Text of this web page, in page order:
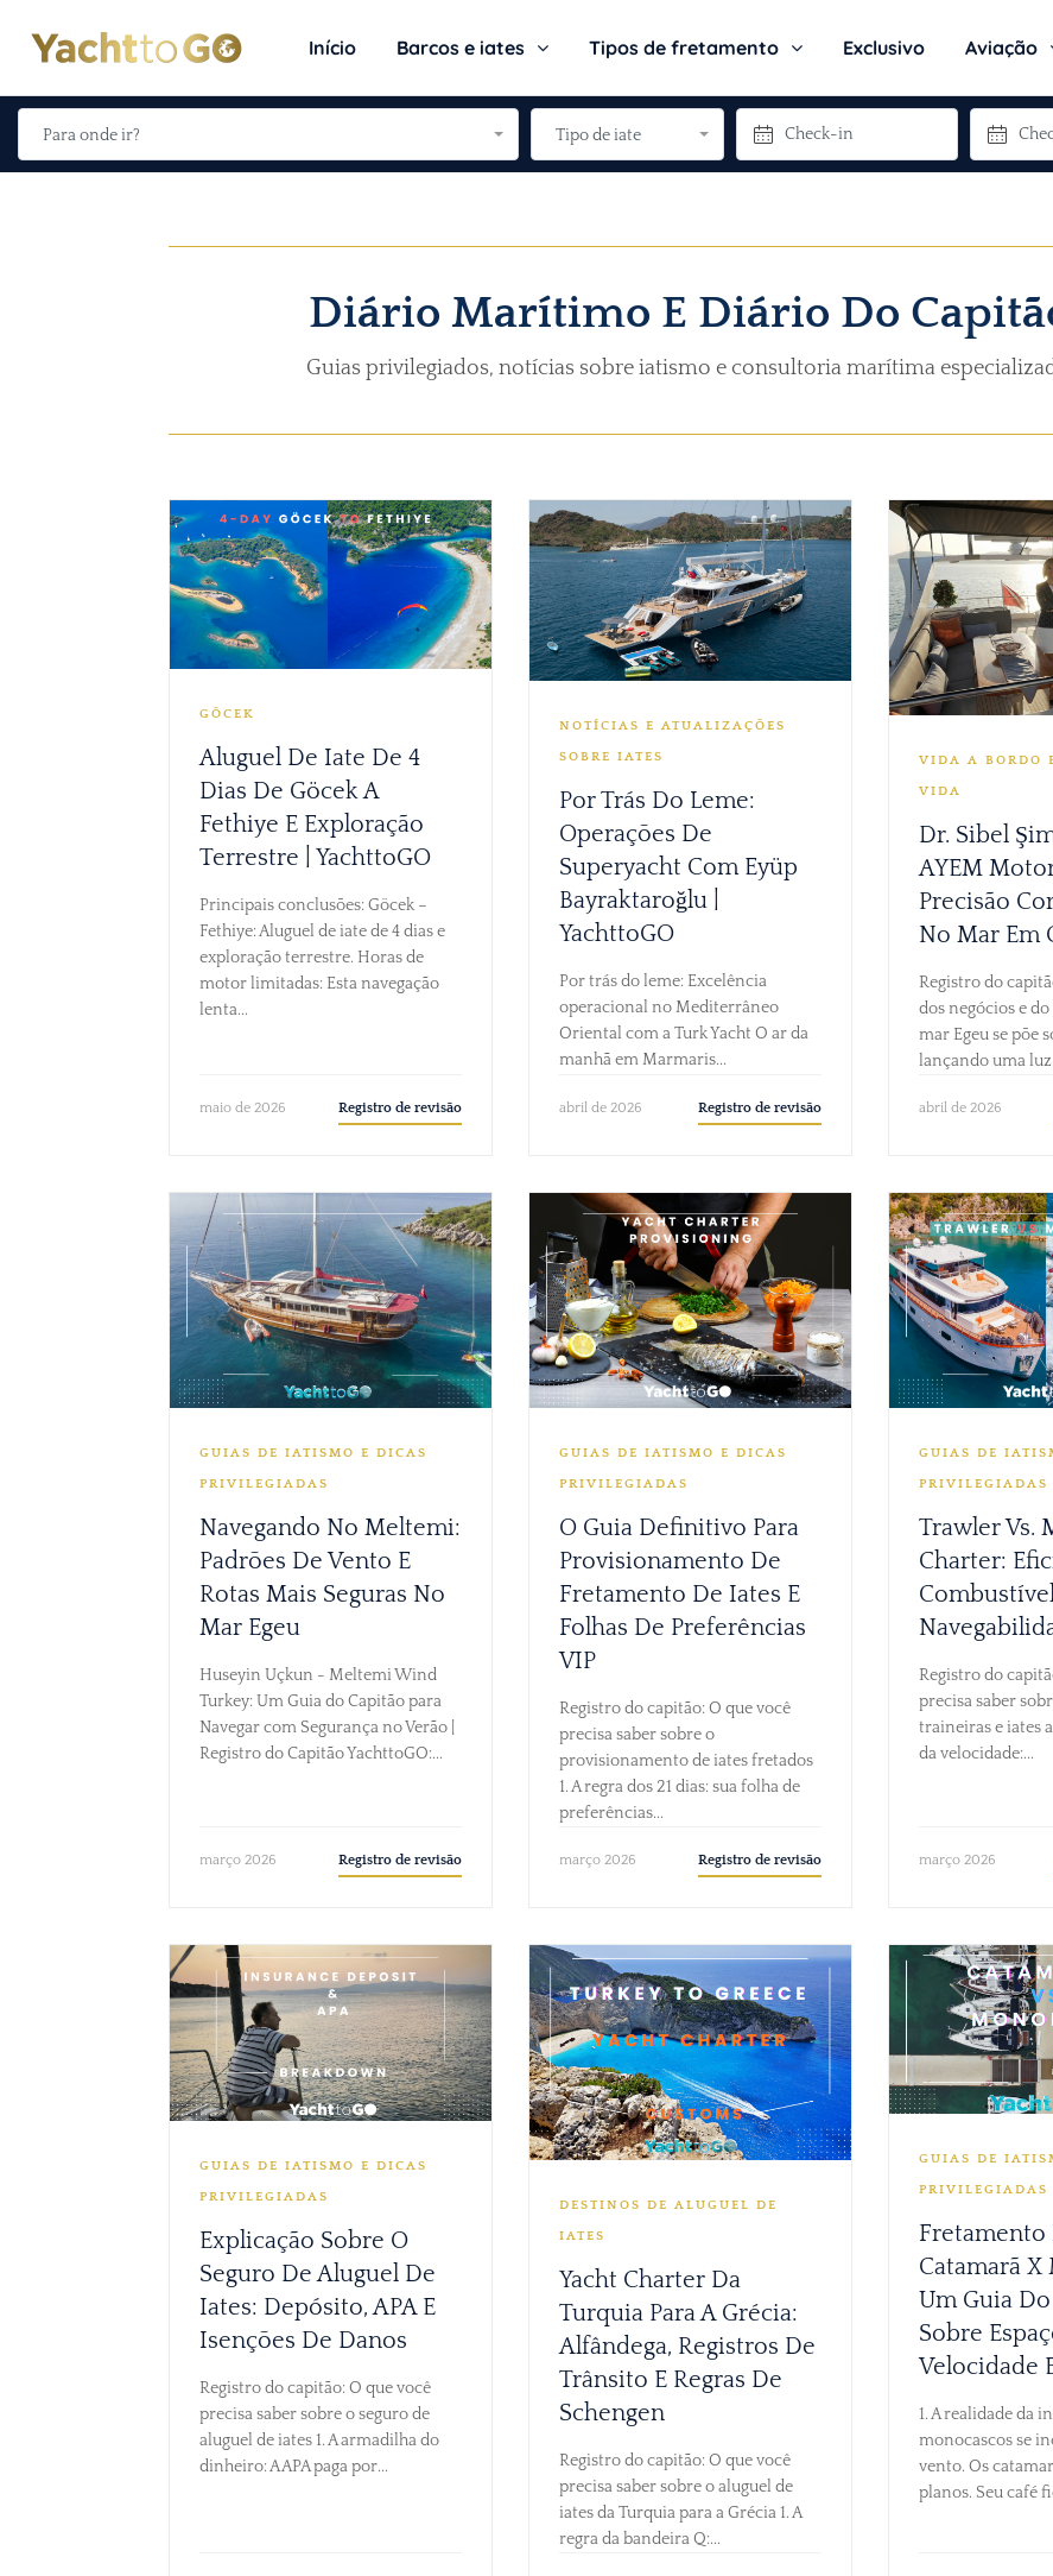
Início Barcos e iates Tipos de fretamento Exclusivo Aviação
Para onde ir? Tipo de iate
Diário Marítimo E Diário Do
Guias privilegiados, notícias sobre iatismo e consultoria marítima
GÖCEK
Aluguel De Iate De 4
Dias De Göcek A
Fethiye E Exploração
Terrestre | YachttoGO
Principais conclusões: Göcek –
Fethiye: Aluguel de iate de 4 dias e
exploração terrestre. Horas de
motor limitadas: Esta navegação
lenta...
maio de 2026 Registro de revisão
NOTÍCIAS E ATUALIZAÇÕES
SOBRE IATES
Por Trás Do Leme:
Operações De
Superyacht Com Eyüp
Bayraktaroğlu |
YachttoGO
Por trás do leme: Excelência
operacional no Mediterrâneo
Oriental com a Turk Yacht O ar da
manhã em Marmaris...
abril de 2026 Registro de revisão
VIDA A BORDO
VIDA
Dr. Sibel
AYEM
Precisão
No Mar Em
Registro do
dos negócios e
mar Egeu se põe
lançando uma
abril de 2026
GUIAS DE IATISMO E DICAS
PRIVILEGIADAS
Navegando No Meltemi:
Padrões De Vento E
Rotas Mais Seguras No
Mar Egeu
Huseyin Uçkun - Meltemi Wind
Turkey: Um Guia do Capitão para
Navegar com Segurança no Verão |
Registro do Capitão YachttoGO:...
março 2026 Registro de revisão
GUIAS DE IATISMO E DICAS
PRIVILEGIADAS
O Guia Definitivo Para
Provisionamento De
Fretamento De Iates E
Folhas De Preferências
VIP
Registro do capitão: O que você
precisa saber sobre o
provisionamento de iates fretados
1. A regra dos 21 dias: sua folha de
preferências...
março 2026 Registro de revisão
GUIAS DE
PRIVILEGIADAS
Trawler Vs.
Charter:
Registro do
precisa saber
traineiras e iates
da velocidade:...
março 2026
GUIAS DE IATISMO E DICAS
PRIVILEGIADAS
Explicação Sobre O
Seguro De Aluguel De
Iates: Depósito, APA E
Isenções De Danos
Registro do capitão: O que você
precisa saber sobre o seguro de
aluguel de iates 1. A armadilha do
dinheiro: A APA paga por...
DESTINOS DE ALUGUEL DE
IATES
Yacht Charter Da
Turquia Para A Grécia:
Alfândega, Registros De
Trânsito E Regras De
Schengen
Registro do capitão: O que você
precisa saber sobre o aluguel de
iates da Turquia para a Grécia 1. A
regra da bandeira Q:...
GUIAS DE
PRIVILEGIADAS
Fretamento
Catamarã X
Um Guia
Sobre
Velocidade
1. A realidade da
monocascos se
vento. Os
planos. Seu café